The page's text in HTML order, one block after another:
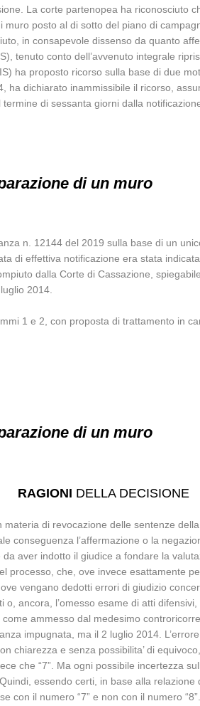
La corte partenopea ha riconosciuto
posto al di sotto del piano di
in consapevole dissenso da quanto
tenuto conto dell’avvenuto integrale
ha proposto ricorso sulla base di due
dichiarato inammissibile il ricorso,
di sessanta giorni dalla
di un muro
n. 12144 del 2019 sulla base di un
di effettiva notificazione era stata
dalla Corte di Cassazione,
2014.
1 e 2, con proposta di trattamento in
di un muro
RAGIONI DELLA DECISIONE
di revocazione delle sentenze
conseguenza l’affermazione o la
aver indotto il giudice a fondare la
processo, che, ove invece esattamente
vengano dedotti errori di giudizio
ancora, l’omesso esame di atti
ammesso dal medesimo
impugnata, ma il 2 luglio 2014.
chiarezza e senza possibilita’ di
che “7”. Ma ogni possibile incertezza
essendo certi, in base alla relazione
con il numero “7” e non con il numero